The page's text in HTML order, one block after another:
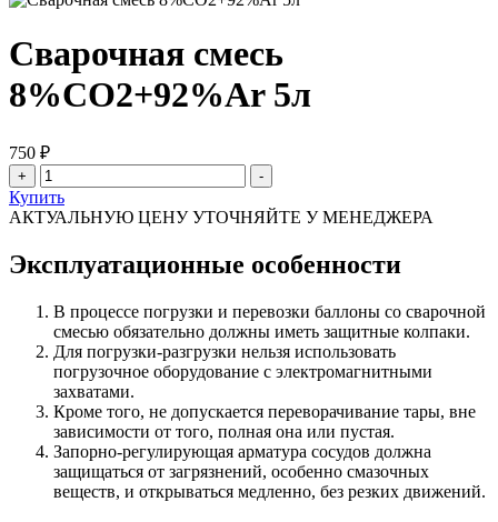
Сварочная смесь
8%СО2+92%Ar 5л
750 ₽
Купить
АКТУАЛЬНУЮ ЦЕНУ УТОЧНЯЙТЕ У МЕНЕДЖЕРА
Эксплуатационные особенности
В процессе погрузки и перевозки баллоны со сварочной
смесью обязательно должны иметь защитные колпаки.
Для погрузки-разгрузки нельзя использовать
погрузочное оборудование с электромагнитными
захватами.
Кроме того, не допускается переворачивание тары, вне
зависимости от того, полная она или пустая.
Запорно-регулирующая арматура сосудов должна
защищаться от загрязнений, особенно смазочных
веществ, и открываться медленно, без резких движений.